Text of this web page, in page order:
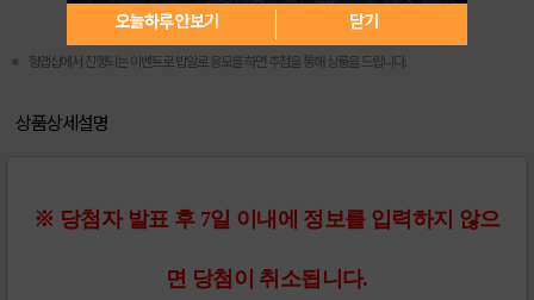
※ 헝앱샵에서 진행되는 이벤트로 밥알로 응모를 하면 추첨을 통해 상품을 드립니다.
상품상세설명
※ 당첨자 발표 후 7일 이내에 정보를 입력하지 않으
면 당첨이 취소됩니다.
오늘하루 안보기 닫기